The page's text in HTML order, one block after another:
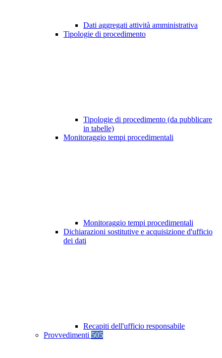
Dati aggregati attività amministrativa
Tipologie di procedimento
Tipologie di procedimento (da pubblicare
in tabelle)
Monitoraggio tempi procedimentali
Monitoraggio tempi procedimentali
Dichiarazioni sostitutive e acquisizione d'ufficio
dei dati
Recapiti dell'ufficio responsabile
Provvedimenti 505